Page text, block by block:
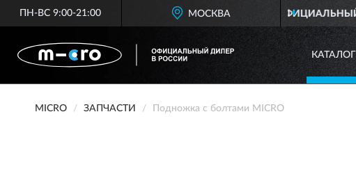
ПН-ВС 9:00-21:00 МОСКВА
ОФИЦИАЛЬНЫЙ ДИЛЕР MICRO В РОССИИ
КАТАЛОГ
MICRO ЗАПЧАСТИ Подножка с болтами MICRO